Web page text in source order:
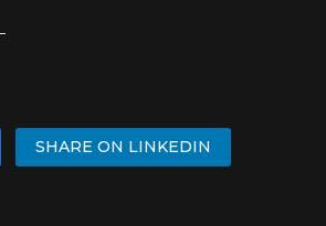
SHARE ON LINKEDIN